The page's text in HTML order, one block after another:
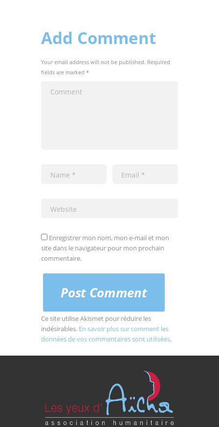
Add Comment
Your email address will not be published. Required
fields are marked *
Enregistrer mon nom, mon e-mail et mon
site dans le navigateur pour mon prochain
commentaire.
Ce site utilise Akismet pour réduire les
indésirables. En savoir plus sur comment les
données de vos commentaires sont utilisées.